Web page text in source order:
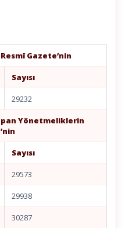
Gazete’nin
Sayısı
29232
Yönetmeliklerin
Sayısı
29573
29938
30287